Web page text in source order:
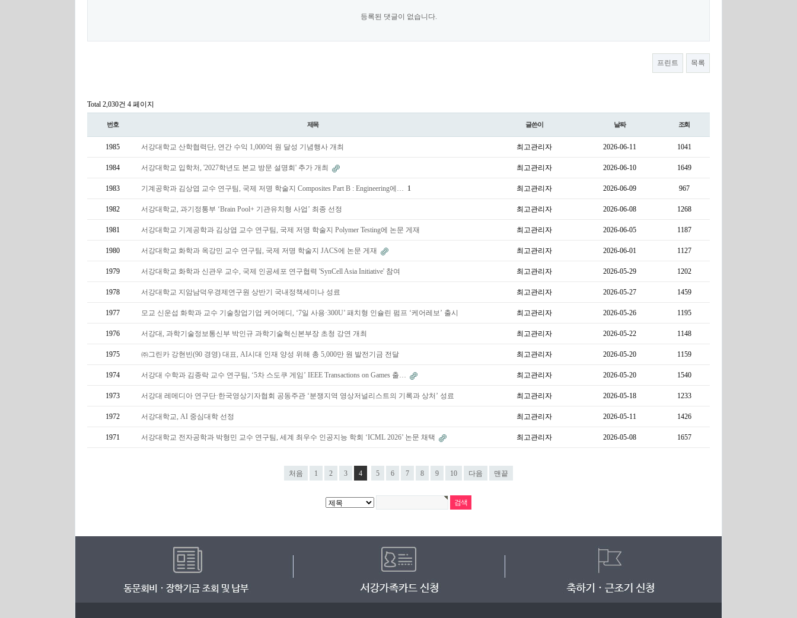
등록된 댓글이 없습니다.
프린트 목록
Total 2,030건 4 페이지
번호 제목 글쓴이 날짜 조회
1985 서강대학교 산학협력단, 연간 수익 1,000억 원 달성 기념행사 개최 최고관리자 2026-06-11 1041
1984 서강대학교 입학처, '2027학년도 본교 방문 설명회' 추가 개최 최고관리자 2026-06-10 1649
1983 기계공학과 김상엽 교수 연구팀, 국제 저명 학술지 Composites Part B : Engineering에… 1 최고관리자 2026-06-09 967
1982 서강대학교, 과기정통부 ‘Brain Pool+ 기관유치형 사업’ 최종 선정 최고관리자 2026-06-08 1268
1981 서강대학교 기계공학과 김상엽 교수 연구팀, 국제 저명 학술지 Polymer Testing에 논문 게재 최고관리자 2026-06-05 1187
1980 서강대학교 화학과 옥강민 교수 연구팀, 국제 저명 학술지 JACS에 논문 게재 최고관리자 2026-06-01 1127
1979 서강대학교 화학과 신관우 교수, 국제 인공세포 연구협력 'SynCell Asia Initiative' 참여 최고관리자 2026-05-29 1202
1978 서강대학교 지암남덕우경제연구원 상반기 국내정책세미나 성료 최고관리자 2026-05-27 1459
1977 모교 신운섭 화학과 교수 기술창업기업 케어메디, ‘7일 사용·300U’ 패치형 인슐린 펌프 ‘케어레보’ 출시 최고관리자 2026-05-26 1195
1976 서강대, 과학기술정보통신부 박인규 과학기술혁신본부장 초청 강연 개최 최고관리자 2026-05-22 1148
1975 ㈜그린카 강현빈(90 경영) 대표, AI시대 인재 양성 위해 총 5,000만 원 발전기금 전달 최고관리자 2026-05-20 1159
1974 서강대 수학과 김종락 교수 연구팀, ‘5차 스도쿠 게임’ IEEE Transactions on Games 출… 최고관리자 2026-05-20 1540
1973 서강대 레메디아 연구단·한국영상기자협회 공동주관 ‘분쟁지역 영상저널리스트의 기록과 상처’ 성료 최고관리자 2026-05-18 1233
1972 서강대학교, AI 중심대학 선정 최고관리자 2026-05-11 1426
1971 서강대학교 전자공학과 박형민 교수 연구팀, 세계 최우수 인공지능 학회 ‘ICML 2026’ 논문 채택 최고관리자 2026-05-08 1657
처음 1 2 3 4 5 6 7 8 9 10 다음 맨끝